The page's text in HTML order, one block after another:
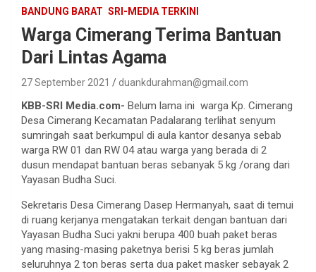
BANDUNG BARAT SRI-MEDIA TERKINI
Warga Cimerang Terima Bantuan
Dari Lintas Agama
27 September 2021 duankdurahman@gmail.com
KBB-SRI Media.com- Belum lama ini warga Kp. Cimerang
Desa Cimerang Kecamatan Padalarang terlihat senyum
sumringah saat berkumpul di aula kantor desanya sebab
warga RW 01 dan RW 04 atau warga yang berada di 2
dusun mendapat bantuan beras sebanyak 5 kg /orang dari
Yayasan Budha Suci.
Sekretaris Desa Cimerang Dasep Hermanyah, saat di temui
di ruang kerjanya mengatakan terkait dengan bantuan dari
Yayasan Budha Suci yakni berupa 400 buah paket beras
yang masing-masing paketnya berisi 5 kg beras jumlah
seluruhnya 2 ton beras serta dua paket masker sebayak 2